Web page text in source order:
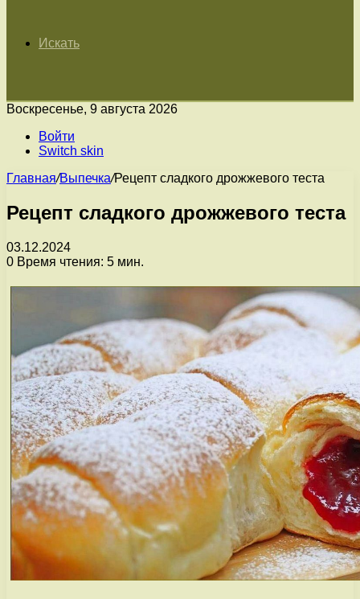
Искать
Воскресенье, 9 августа 2026
Войти
Switch skin
Главная/Выпечка/Рецепт сладкого дрожжевого теста
Рецепт сладкого дрожжевого теста
03.12.2024
0 Время чтения: 5 мин.